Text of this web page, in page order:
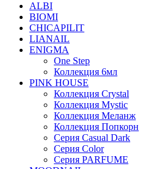
ALBI
BIOMI
CHICAPILIT
LIANAIL
ENIGMA
One Step
Коллекция 6мл
PINK HOUSE
Коллекция Crystal
Коллекция Mystic
Коллекция Меланж
Коллекция Попкорн
Серия Casual Dark
Серия Color
Серия PARFUME